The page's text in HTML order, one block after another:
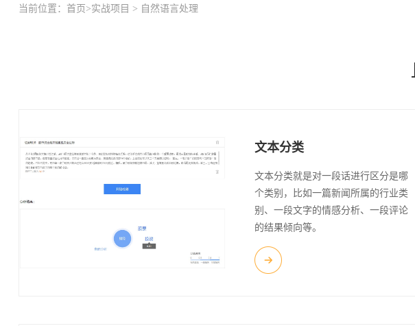
当前位置： 首页 >实战项目 > 自然语言处理
文本分类
文本分类就是对一段话进行区分是哪
个类别，比如一篇新闻所属的行业类
别、一段文字的情感分析、一段评论
的结果倾向等。